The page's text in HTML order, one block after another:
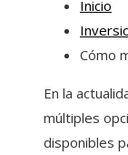
Inicio
Cómo
En la
múltiples
disponibles